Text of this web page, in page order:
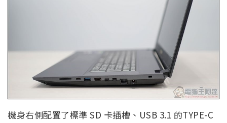
機身右側配置了標準 SD 卡插槽、USB 3.1 的TYPE-C